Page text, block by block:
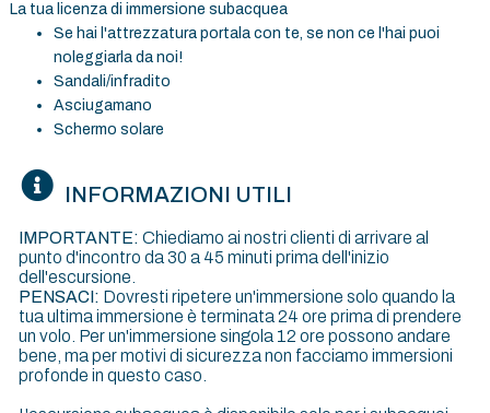
La tua licenza di immersione subacquea
Se hai l'attrezzatura portala con te, se non ce l'hai puoi
noleggiarla da noi!
Sandali/infradito
Asciugamano
Schermo solare
INFORMAZIONI UTILI
IMPORTANTE: Chiediamo ai nostri clienti di arrivare al
punto d'incontro da 30 a 45 minuti prima dell'inizio
dell'escursione.
PENSACI: Dovresti ripetere un'immersione solo quando la
tua ultima immersione è terminata 24 ore prima di prendere
un volo. Per un'immersione singola 12 ore possono andare
bene, ma per motivi di sicurezza non facciamo immersioni
profonde in questo caso.